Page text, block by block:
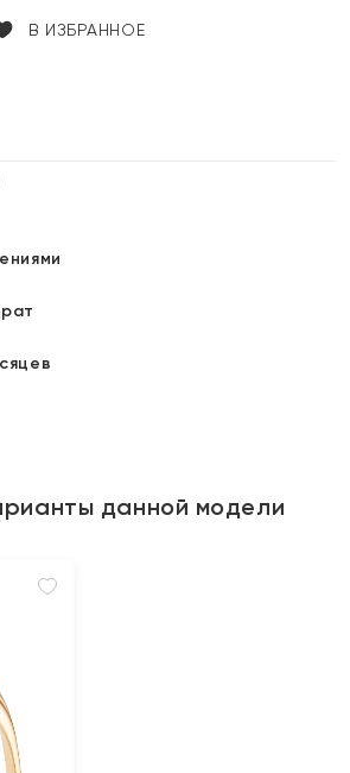
В ИЗБРАННОЕ
данной модели